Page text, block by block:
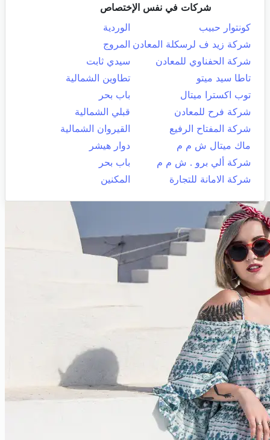
شركات في نفس الإختصاص
كونتوار حبيب
الوردية
شركة زيد ف لرسكلة المعادن المروج
شركة الحفناوي للمعادن
سيدي ثابت
تاطا سيد ميتو
تطاوين الشمالية
توب اكسترا ميتال
باب بحر
شركة فرح للمعادن
قبلي الشمالية
شركة المفتاح الرفيع
القيروان الشمالية
ماك ميتال ش م م
دوار هيشر
شركة ألي برو . ش م م
باب بحر
شركة الامانة للتجارة
المكنين